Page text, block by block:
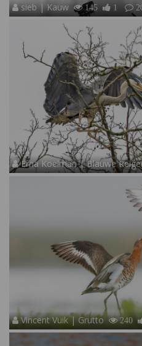
sieb | Kauw 145 1
Erna Koelman | Blauwe
Vincent Vuik | Grutto 240